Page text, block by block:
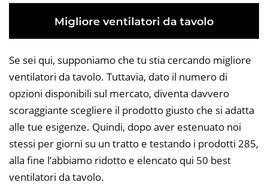
Se sei qui, supponiamo che tu stia cercando migliore
ventilatori da tavolo. Tuttavia, dato il numero di
opzioni disponibili sul mercato, diventa davvero
scoraggiante scegliere il prodotto giusto che si adatta
alle tue esigenze. Quindi, dopo aver estenuato noi
stessi per giorni su un tratto e testando i prodotti 285,
alla fine l’abbiamo ridotto e elencato qui 50 best
ventilatori da tavolo.